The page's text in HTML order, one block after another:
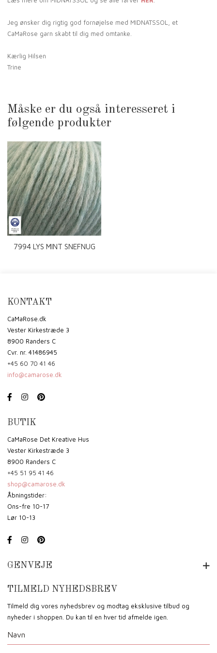
Jeg ønsker dig rigtig god fornøjelse med MIDNATSSOL, et
CaMaRose garn skabt til dig med omtanke.
Kærlig Hilsen
Trine
Måske er du også interesseret i
følgende produkter
7994 LYS MINT SNEFNUG
KONTAKT
CaMaRose.dk
Vester Kirkestræde 3
8900 Randers C
Cvr. nr. 41486945
+45 60 70 41 46
info@camarose.dk
BUTIK
CaMaRose Det Kreative Hus
Vester Kirkestræde 3
8900 Randers C
+45 51 95 41 46
shop@camarose.dk
Åbningstider:
Ons-fre 10-17
Lør 10-13
GENVEJE
TILMELD NYHEDSBREV
Tilmeld dig vores nyhedsbrev og modtag eksklusive tilbud og
nyheder i shoppen. Du kan til en hver tid afmelde igen.